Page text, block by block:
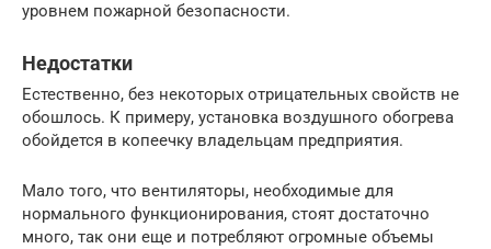
уровнем пожарной безопасности.
Недостатки
Естественно, без некоторых отрицательных свойств не
обошлось. К примеру, установка воздушного обогрева
обойдется в копеечку владельцам предприятия.
Мало того, что вентиляторы, необходимые для
нормального функционирования, стоят достаточно
много, так они еще и потребляют огромные объемы